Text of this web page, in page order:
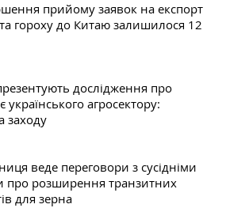
прийому заявок на експорт
гороху до Китаю залишилося 12
дослідження про
українського агросектору:
заходу
веде переговори з сусідніми
про розширення транзитних
для зерна